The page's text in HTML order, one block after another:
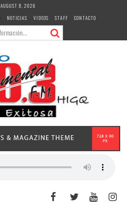
AUGUST 8, 2026
NOTICIAS VIDEOS STAFF CONTACTO